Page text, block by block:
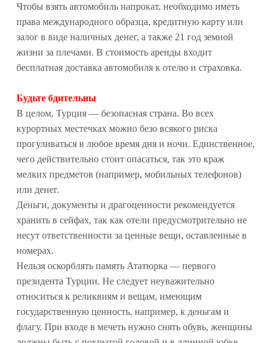
Чтобы взять автомобиль напрокат, необходимо иметь
права международного образца, кредитную карту или
залог в виде наличных денег, а также 21 год земной
жизни за плечами. В стоимость аренды входит
бесплатная доставка автомобиля к отелю и страховка.
Будьте бдительны
В целом, Турция — безопасная страна. Во всех
курортных местечках можно безо всякого риска
прогуливаться в любое время дня и ночи. Единственное,
чего действительно стоит опасаться, так это краж
мелких предметов (например, мобильных телефонов)
или денег.
Деньги, документы и драгоценности рекомендуется
хранить в сейфах, так как отели предусмотрительно не
несут ответственности за ценные вещи, оставленные в
номерах.
Нельзя оскорблять память Ататюрка — первого
президента Турции. Не следует неуважительно
относиться к реликвиям и вещам, имеющим
государственную ценность, например, к деньгам и
флагу. При входе в мечеть нужно снять обувь, женщины